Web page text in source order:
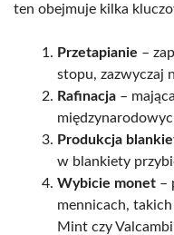
ten obejmuje kilka
Przetapianie –
stopu, zazwyczaj
Rafinacja –
Produkcja
w blankiety
Wybicie monet –
mennicach,
Mint czy